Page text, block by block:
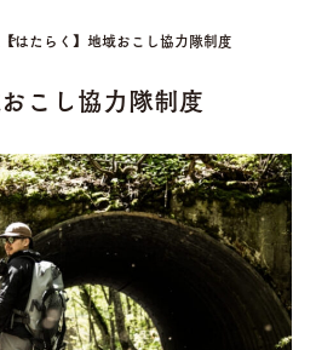
【はたらく】地域おこし協力隊制度
こし協力隊制度